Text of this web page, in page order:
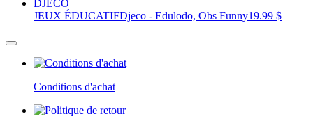
JEUX ÉDUCATIFDjeco - Edulodo, Obs Funny19.99 $
Conditions d'achat